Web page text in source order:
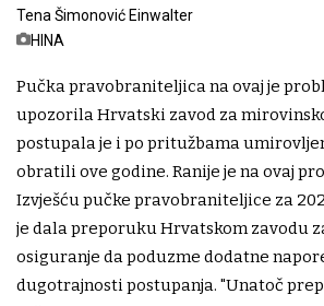
Tena Šimonović Einwalter
HINA
Pučka pravobraniteljica na ovaj je
upozorila Hrvatski zavod za
postupala je i po pritužbama
obratili ove godine. Ranije je na ovaj
Izvješću pučke pravobraniteljice za
je dala preporuku Hrvatskom zavodu
osiguranje da poduzme dodatne
dugotrajnosti postupanja. "Unatoč